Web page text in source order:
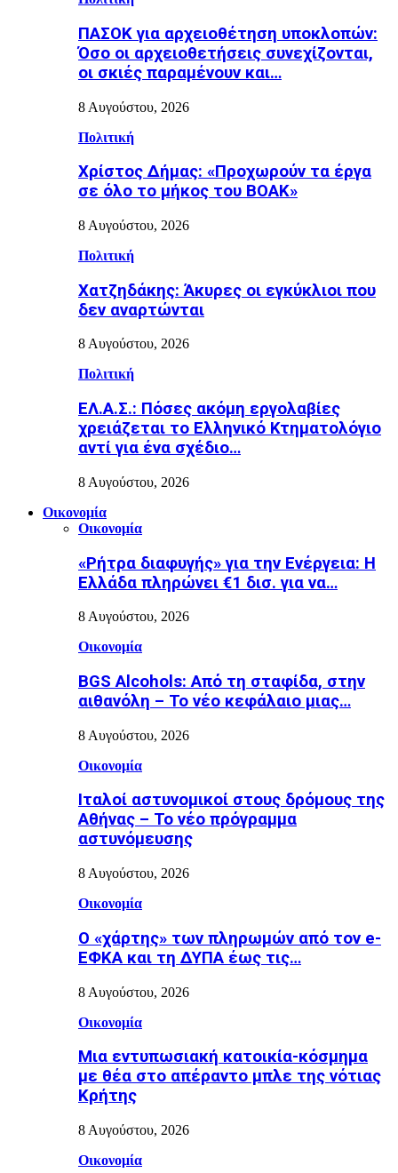
ΠΑΣΟΚ για αρχειοθέτηση υποκλοπών:
Όσο οι αρχειοθετήσεις συνεχίζονται,
οι σκιές παραμένουν και…
8 Αυγούστου, 2026
Πολιτική
Χρίστος Δήμας: «Προχωρούν τα έργα
σε όλο το μήκος του ΒΟΑΚ»
8 Αυγούστου, 2026
Πολιτική
Χατζηδάκης: Άκυρες οι εγκύκλιοι που
δεν αναρτώνται
8 Αυγούστου, 2026
Πολιτική
ΕΛ.Α.Σ.: Πόσες ακόμη εργολαβίες
χρειάζεται το Ελληνικό Κτηματολόγιο
αντί για ένα σχέδιο…
8 Αυγούστου, 2026
Οικονομία
Οικονομία
«Ρήτρα διαφυγής» για την Ενέργεια: Η
Ελλάδα πληρώνει €1 δισ. για να…
8 Αυγούστου, 2026
Οικονομία
BGS Alcohols: Από τη σταφίδα, στην
αιθανόλη – Το νέο κεφάλαιο μιας…
8 Αυγούστου, 2026
Οικονομία
Ιταλοί αστυνομικοί στους δρόμους της
Αθήνας – Το νέο πρόγραμμα
αστυνόμευσης
8 Αυγούστου, 2026
Οικονομία
Ο «χάρτης» των πληρωμών από τον e-
ΕΦΚΑ και τη ΔΥΠΑ έως τις…
8 Αυγούστου, 2026
Οικονομία
Μια εντυπωσιακή κατοικία-κόσμημα
με θέα στο απέραντο μπλε της νότιας
Κρήτης
8 Αυγούστου, 2026
Οικονομία